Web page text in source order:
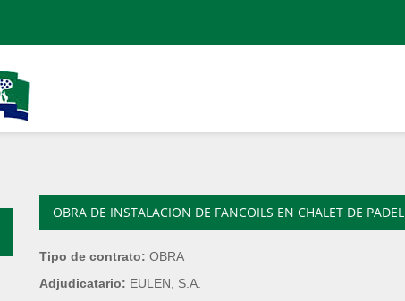
OBRA DE INSTALACION DE FANCOILS EN CHALET DE PADEL
Tipo de contrato: OBRA
Adjudicatario: EULEN, S.A.